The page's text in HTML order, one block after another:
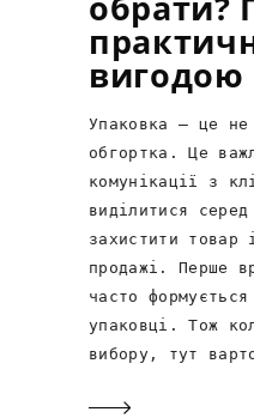
вигодою
Упаковка — це не
обгортка. Це
комунікації з
виділитися
захистити товар
продажі. Перше
часто
упаковці. Тож
вибору, тут